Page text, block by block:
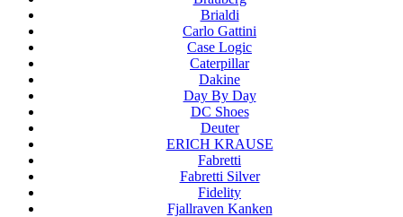
Brialdi
Carlo Gattini
Case Logic
Caterpillar
Dakine
Day By Day
DC Shoes
Deuter
ERICH KRAUSE
Fabretti
Fabretti Silver
Fidelity
Fjallraven Kanken